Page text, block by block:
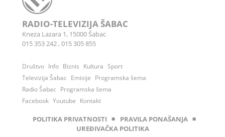
RADIO-TELEVIZIJA ŠABAC
Kneza Lazara 1, 15000 Šabac
015 353 242, 015 305 855
Društvo Info Biznis Kultura Sport
Televizija Šabac Emisije Programska šema
Radio Šabac Programska šema
Facebook Youtube Kontakt
POLITIKA PRIVATNOSTI ◾ PRAVILA PONAŠANJA ◾
UREĐIVAČKA POLITIKA